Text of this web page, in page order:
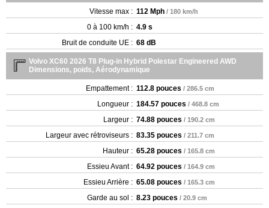
Vitesse max : 112 Mph / 180 km/h
0 à 100 km/h : 4.9 s
Bruit de conduite UE : 68 dB
Volvo XC60 2026 T8 Plug-in Hybrid Polestar Engineered AWD
Dimensions, poids, Aérodynamique
Empattement : 112.8 pouces / 286.5 cm
Longueur : 184.57 pouces / 468.8 cm
Largeur : 74.88 pouces / 190.2 cm
Largeur avec rétroviseurs : 83.35 pouces / 211.7 cm
Hauteur : 65.28 pouces / 165.8 cm
Essieu Avant : 64.92 pouces / 164.9 cm
Essieu Arrière : 65.08 pouces / 165.3 cm
Garde au sol : 8.23 pouces / 20.9 cm